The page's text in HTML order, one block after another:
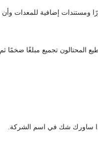
ومستندات إضافية للمعدات وأن
المحتالون تجميع مبلغًا ضخمًا ثم
إذا ساورك شك في اسم الشركة.